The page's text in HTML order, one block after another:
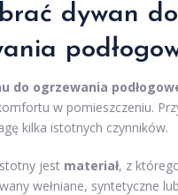
dywan do
do ogrzewania
w pomieszczeniu.
kilka istotnych czynników.
jest materiał, z
wełniane, syntetyczne